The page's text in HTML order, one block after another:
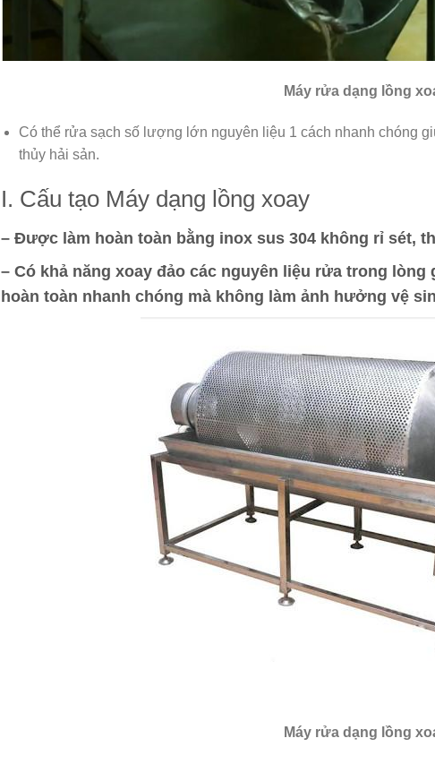
Máy rửa dạng lồng
Có thể rửa sạch số lượng lớn nguyên liệu 1 cách nhanh chóng
thủy hải sản.
I. Cấu tạo Máy dạng lồng xoay
– Được làm hoàn toàn bằng inox sus 304 không rỉ sét,
– Có khả năng xoay đảo các nguyên liệu rửa trong
hoàn toàn nhanh chóng mà không làm ảnh hưởng vệ
Máy rửa dạng lồng